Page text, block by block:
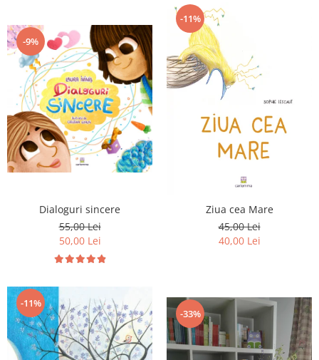
-9%
Dialoguri sincere
55,00 Lei
50,00 Lei
-11%
Ziua cea Mare
45,00 Lei
40,00 Lei
-11%
-33%